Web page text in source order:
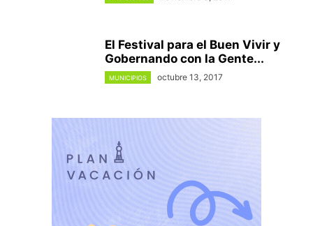
El Festival para el Buen Vivir y
Gobernando con la Gente...
MUNICIPIOS octubre 13, 2017